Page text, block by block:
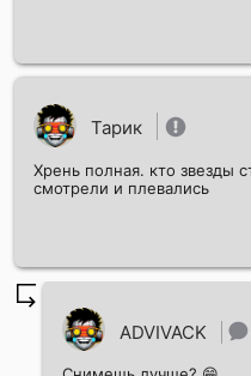
Тарик
Хрень полная. кто звезды
смотрели и плевались
ADVIVACK